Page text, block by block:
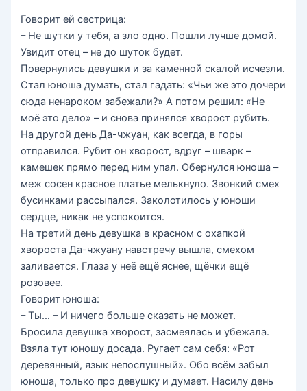
Говорит ей сестрица:
– Не шутки у тебя, а зло одно. Пошли лучше домой.
Увидит отец – не до шуток будет.
Повернулись девушки и за каменной скалой исчезли.
Стал юноша думать, стал гадать: «Чьи же это дочери
сюда ненароком забежали?» А потом решил: «Не
моё это дело» – и снова принялся хворост рубить.
На другой день Да-чжуан, как всегда, в горы
отправился. Рубит он хворост, вдруг – шварк –
камешек прямо перед ним упал. Обернулся юноша –
меж сосен красное платье мелькнуло. Звонкий смех
бусинками рассыпался. Заколотилось у юноши
сердце, никак не успокоится.
На третий день девушка в красном с охапкой
хвороста Да-чжуану навстречу вышла, смехом
заливается. Глаза у неё ещё яснее, щёчки ещё
розовее.
Говорит юноша:
– Ты… – И ничего больше сказать не может.
Бросила девушка хворост, засмеялась и убежала.
Взяла тут юношу досада. Ругает сам себя: «Рот
деревянный, язык непослушный». Обо всём забыл
юноша, только про девушку и думает. Насилу день